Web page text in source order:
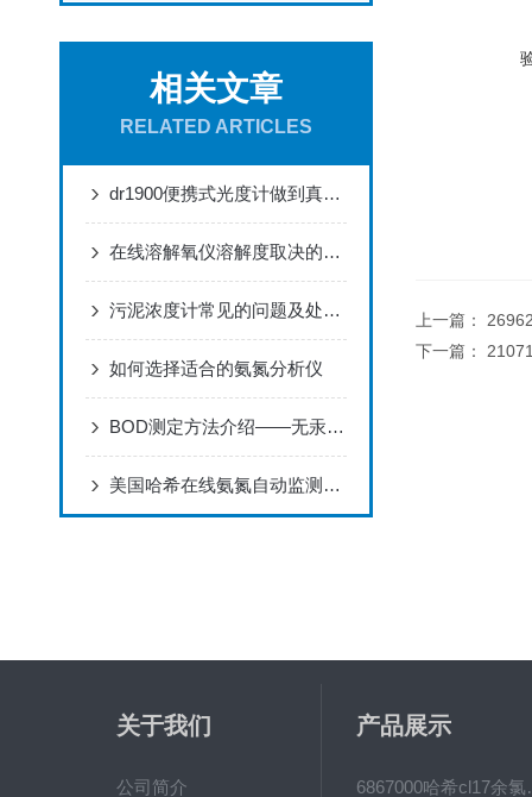
相关文章
RELATED ARTICLES
dr1900便携式光度计做到真正便携，轻松应对各种测量需求
在线溶解氧仪溶解度取决的因素
污泥浓度计常见的问题及处理方法供使用者借鉴和参考
如何选择适合的氨氮分析仪
BOD测定方法介绍——无汞压差法
美国哈希在线氨氮自动监测仪特点
上一篇：
下一篇：
关于我们
公司简介
产品展示
6867000